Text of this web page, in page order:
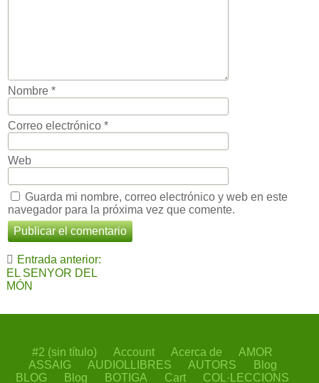
Nombre *
Correo electrónico *
Web
Guarda mi nombre, correo electrónico y web en este
navegador para la próxima vez que comente.
Navegación
de
entradas
Entrada anterior:
EL SENYOR DEL
MÓN
#2 (sin título) Account Acerca de
AMOR
ASSAIG
AUDIOLLIBRES AUTORS
Blog
BLOG
Blog BOTIGA Cart COL·LECCIONS